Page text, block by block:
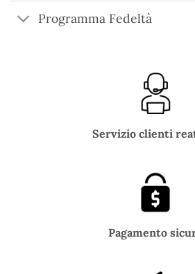
Programma Fedeltà
Servizio clienti
Pagamento